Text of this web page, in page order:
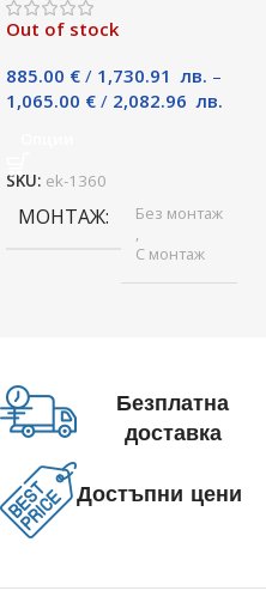
Out of stock
885.00 € / 1,730.91 лв. –
1,065.00 € / 2,082.96 лв.
SKU: ek-1360
МОНТАЖ
Без монтаж
,
С монтаж
Безплатна
доставка
Достъпни цени